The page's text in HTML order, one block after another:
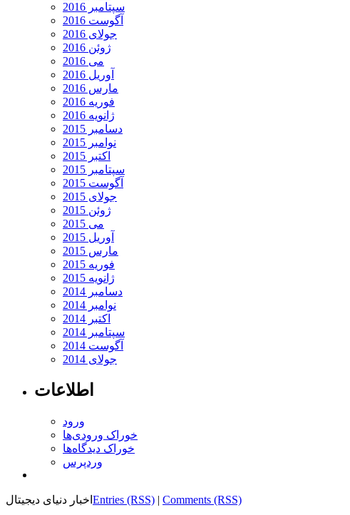
سپتامبر 2016
آگوست 2016
جولای 2016
ژوئن 2016
می 2016
آوریل 2016
مارس 2016
فوریه 2016
ژانویه 2016
دسامبر 2015
نوامبر 2015
اکتبر 2015
سپتامبر 2015
آگوست 2015
جولای 2015
ژوئن 2015
می 2015
آوریل 2015
مارس 2015
فوریه 2015
ژانویه 2015
دسامبر 2014
نوامبر 2014
اکتبر 2014
سپتامبر 2014
آگوست 2014
جولای 2014
اطلاعات
ورود
خوراک ورودی‌ها
خوراک دیدگاه‌ها
وردپرس
اخبار دنیای دیجیتال Entries (RSS) | Comments (RSS)